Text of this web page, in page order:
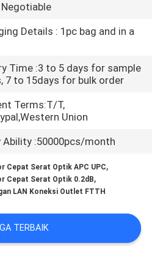
Negotiable
Details : 1pc bag and in a
Time :3 to 5 days for sample
7 to 15days for bulk order
Terms:T/T,
Union
Ability :50000pcs/month
Cepat Serat Optik APC UPC,
Cepat Serat Optik 0.2dB,
LAN Koneksi Outlet FTTH
TERBAIK